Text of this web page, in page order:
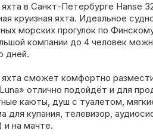
яхта в Санкт-Петербурге Hanse
круизная яхта. Идеальное
морских прогулок по
компании до 4 человек
дней.
яхта сможет комфортно
отлично подойдёт и для
каюты, душ с туалетом,
для купания, телевизор,
и на мачте.